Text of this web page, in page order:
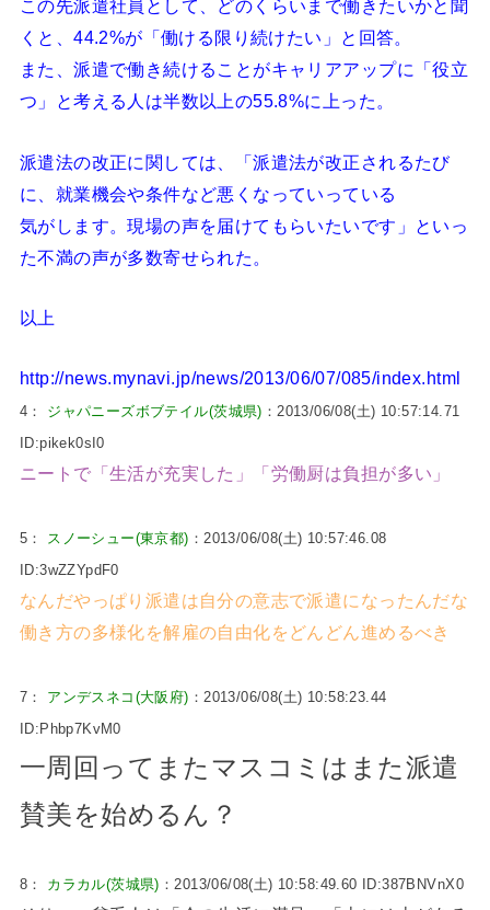
この先派遣社員として、どのくらいまで働きたいかと聞
くと、44.2%が「働ける限り続けたい」と回答。
また、派遣で働き続けることがキャリアアップに「役立
つ」と考える人は半数以上の55.8%に上った。
派遣法の改正に関しては、「派遣法が改正されるたび
に、就業機会や条件など悪くなっていっている
気がします。現場の声を届けてもらいたいです」といっ
た不満の声が多数寄せられた。
以上
http://news.mynavi.jp/news/2013/06/07/085/index.html
4： ジャパニーズボブテイル(茨城県) ：2013/06/08(土) 10:57:14.71
ID:pikek0sI0
ニートで「生活が充実した」「労働厨は負担が多い」
5： スノーシュー(東京都) ：2013/06/08(土) 10:57:46.08
ID:3wZZYpdF0
なんだやっぱり派遣は自分の意志で派遣になったんだな
働き方の多様化を解雇の自由化をどんどん進めるべき
7： アンデスネコ(大阪府) ：2013/06/08(土) 10:58:23.44
ID:Phbp7KvM0
一周回ってまたマスコミはまた派遣
賛美を始めるん？
8： カラカル(茨城県) ：2013/06/08(土) 10:58:49.60 ID:387BNVnX0